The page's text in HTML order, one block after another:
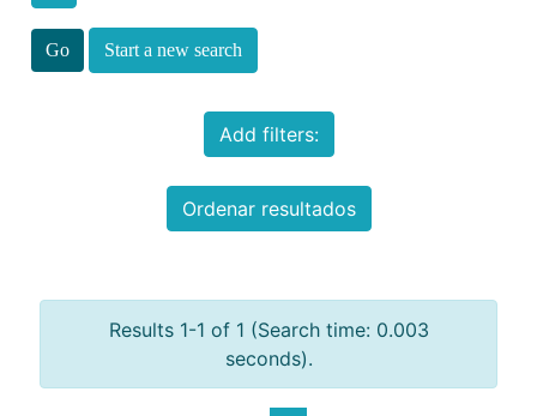
Start a new search
Add filters:
Ordenar resultados
Results 1-1 of 1 (Search time: 0.003
seconds).